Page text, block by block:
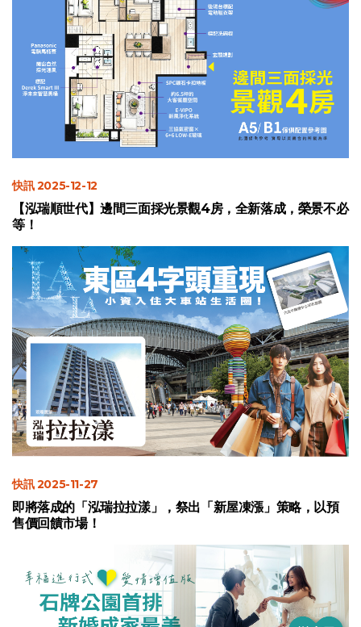
快訊 2025-12-12
【泓瑞順世代】邊間三面採光景觀4房，全新落成，榮景不必
等！
快訊 2025-11-27
即將落成的「泓瑞拉拉漾」，祭出「新屋凍漲」策略，以預
售價回饋市場！